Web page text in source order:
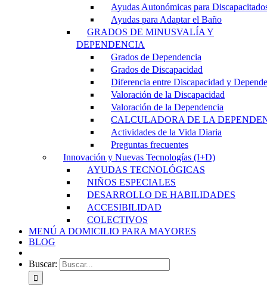
Ayudas Autonómicas para
Ayudas para Adaptar el Baño
GRADOS DE MINUSVALÍA Y
DEPENDENCIA
Grados de Dependencia
Grados de Discapacidad
Diferencia entre Discapacidad y
Valoración de la Discapacidad
Valoración de la Dependencia
CALCULADORA DE LA
Actividades de la Vida Diaria
Preguntas frecuentes
Innovación y Nuevas Tecnologías (I+D)
AYUDAS TECNOLÓGICAS
NIÑOS ESPECIALES
DESARROLLO DE HABILIDADES
ACCESIBILIDAD
COLECTIVOS
MENÚ A DOMICILIO PARA MAYORES
BLOG
Buscar: